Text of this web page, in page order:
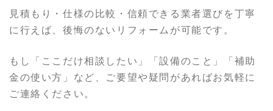
見積もり・仕様の比較・信頼できる業者選びを丁寧
に行えば、後悔のないリフォームが可能です。
もし「ここだけ相談したい」「設備のこと」「補助
金の使い方」など、ご要望や疑問があればお気軽に
ご連絡ください。